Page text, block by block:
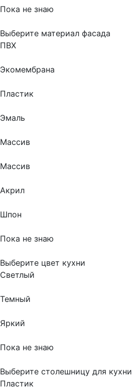
Пока не знаю
Выберите материал фасада
ПВХ
Экомембрана
Пластик
Эмаль
Массив
Массив
Акрил
Шпон
Пока не знаю
Выберите цвет кухни
Светлый
Темный
Яркий
Пока не знаю
Выберите столешницу для кухни
Пластик